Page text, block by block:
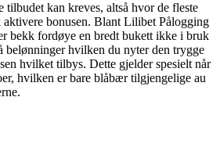
tilbudet kan kreves, altså hvor de fleste
aktivere bonusen. Blant Lilibet Pålogging
bekk fordøye en bredt bukett ikke i bruk
belønninger hvilken du nyter den trygge
hvilket tilbys. Dette gjelder spesielt når
hvilken er bare blåbær tilgjengelige au